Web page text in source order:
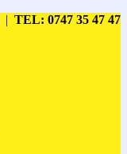
| TEL: 0747 35 47 47